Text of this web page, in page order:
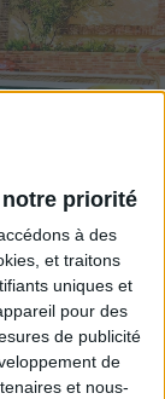
priorité
à des
et traitons
uniques et
pour des
de publicité
de
et nous-
DE PARIS ?